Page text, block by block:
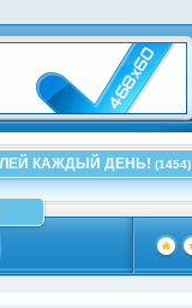
КАЖДЫЙ ДЕНЬ! (1454)